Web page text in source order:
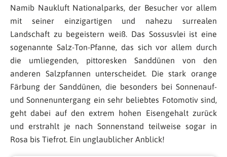
Namib Naukluft Nationalparks, der Besucher vor allem
mit seiner einzigartigen und nahezu surrealen
Landschaft zu begeistern weiß. Das Sossusvlei ist eine
sogenannte Salz-Ton-Pfanne, das sich vor allem durch
die umliegenden, pittoresken Sanddünen von den
anderen Salzpfannen unterscheidet. Die stark orange
Färbung der Sanddünen, die besonders bei Sonnenauf-
und Sonnenuntergang ein sehr beliebtes Fotomotiv sind,
geht dabei auf den extrem hohen Eisengehalt zurück
und erstrahlt je nach Sonnenstand teilweise sogar in
Rosa bis Tiefrot. Ein unglaublicher Anblick!